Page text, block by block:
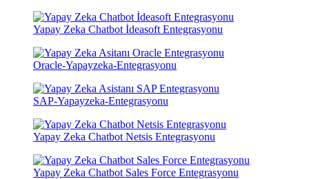
Yapay Zeka Chatbot İdeasoft Entegrasyonu
Oracle-Yapayzeka-Entegrasyonu
SAP-Yapayzeka-Entegrasyonu
Yapay Zeka Chatbot Netsis Entegrasyonu
Yapay Zeka Chatbot Sales Force Entegrasyonu